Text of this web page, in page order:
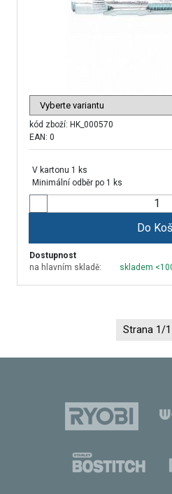
kód zboží: HK_000570
EAN: 0
V kartonu 1 ks
Minimální odběr po 1 ks
Do
Dostupnost
na hlavním skladě:
skladem
Strana 1/1